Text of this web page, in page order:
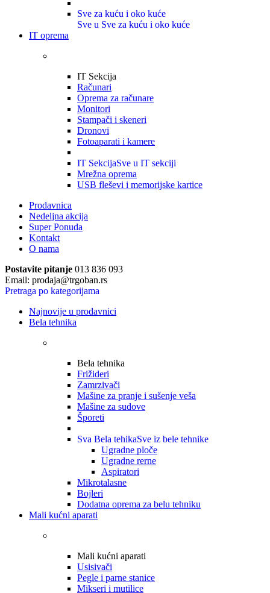
Sve za kuću i oko kuće
Sve u Sve za kuću i oko kuće
IT oprema
IT Sekcija
Računari
Oprema za računare
Monitori
Stampači i skeneri
Dronovi
Fotoaparati i kamere
IT SekcijaSve u IT sekciji
Mrežna oprema
USB fleševi i memorijske kartice
Prodavnica
Nedeljna akcija
Super Ponuda
Kontakt
O nama
Postavite pitanje 013 836 093
Email: prodaja@trgoban.rs
Pretraga po kategorijama
Najnovije u prodavnici
Bela tehnika
Bela tehnika
Frižideri
Zamrzivači
Mašine za pranje i sušenje veša
Mašine za sudove
Šporeti
Sva Bela tehikaSve iz bele tehnike
Ugradne ploče
Ugradne rerne
Aspiratori
Mikrotalasne
Bojleri
Dodatna oprema za belu tehniku
Mali kućni aparati
Mali kućni aparati
Usisivači
Pegle i parne stanice
Mikseri i mutilice